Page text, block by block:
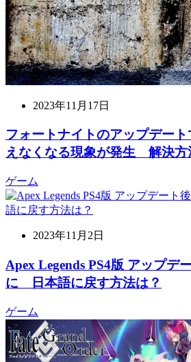
2023年11月17日
フォートナイトのアップデー
えなくなる現象が発生 解決方
ゲーム
2023年11月2日
Apex Legends PS4版 アップデ
に 日本語に戻す方法は？
ゲーム